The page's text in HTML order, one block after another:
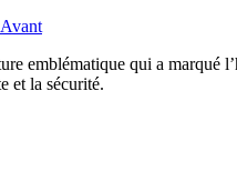
emblématique qui a marqué
et la sécurité.